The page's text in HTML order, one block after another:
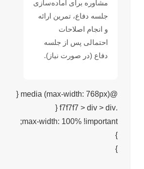
مشاوره برای آماده‌سازی
جلسه دفاع، تمرین ارائه
و انجام اصلاحات
احتمالی پس از جلسه
دفاع (در صورت نیاز).
@media (max-width: 768px) {
.f7f7f7 > div > div {
max-width: 100% !important;
}
}